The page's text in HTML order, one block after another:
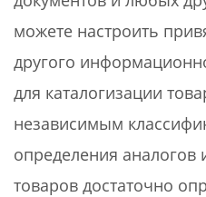
можете настроить
другого
для каталогизации
независимым
определения аналогов
товаров достаточно